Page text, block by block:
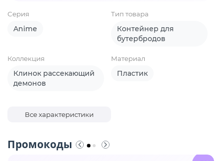
Серия
Anime
Тип товара
Контейнер для
бутербродов
Коллекция
Клинок рассекающий
демонов
Материал
Пластик
Все характеристики
Промокоды